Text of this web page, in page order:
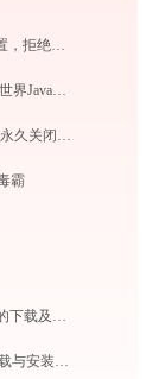
PCL2启动器下载安装教程——2026最新版我的世界Java版启动器配置指南
霸